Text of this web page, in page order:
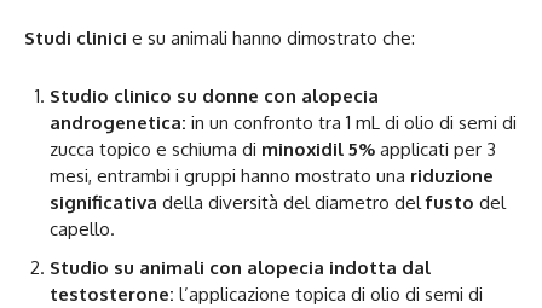
Studi clinici e su animali hanno dimostrato che:
Studio clinico su donne con alopecia
androgenetica: in un confronto tra 1 mL di olio di semi di
zucca topico e schiuma di minoxidil 5% applicati per 3
mesi, entrambi i gruppi hanno mostrato una riduzione
significativa della diversità del diametro delfusto del
capello.
Studio su animali con alopecia indotta dal
testosterone: l’applicazione topica di olio di semi di